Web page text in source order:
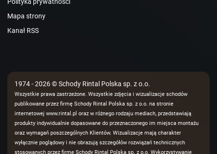
Mapa strony
Kanał RSS
1974 - 2026 © Schody Rintal Polska sp. z o.o.
Wszystkie prawa zastrzeżone. Wszystkie zdjęcia i wizualizacje schodów
publikowane przez firmę Schody Rintal Polska sp. z o.o. na stronie
internetowej www.rintal.pl oraz w różnego rodzaju mediach, przedstawiają
produkty indywidualnie dopasowane do przeznaczonego im miejsca montażu
oraz wymagań poszczególnych Klientów. Wizualizacje mają charakter
wyłącznie poglądowy i nie obrazują szczegółów rozwiązań technicznych
stosowanych przez firmę Schody Rintal Polska sp. z o.o. Wykorzystywanie